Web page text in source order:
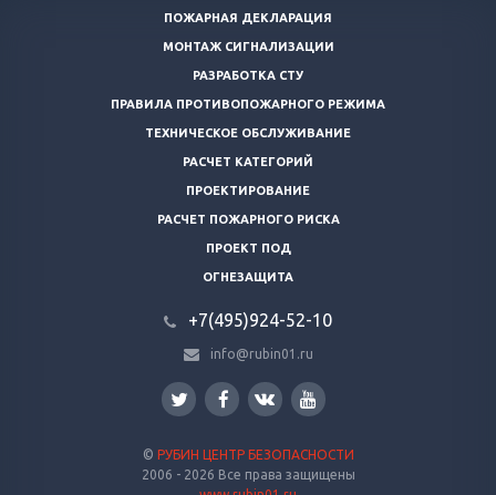
ПОЖАРНАЯ ДЕКЛАРАЦИЯ
МОНТАЖ СИГНАЛИЗАЦИИ
РАЗРАБОТКА СТУ
ПРАВИЛА ПРОТИВОПОЖАРНОГО РЕЖИМА
ТЕХНИЧЕСКОЕ ОБСЛУЖИВАНИЕ
РАСЧЕТ КАТЕГОРИЙ
ПРОЕКТИРОВАНИЕ
РАСЧЕТ ПОЖАРНОГО РИСКА
ПРОЕКТ ПОД
ОГНЕЗАЩИТА
+7(495)924-52-10
info@rubin01.ru
© РУБИН ЦЕНТР БЕЗОПАСНОСТИ
2006 - 2026 Все права защищены